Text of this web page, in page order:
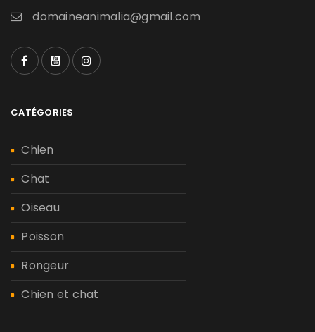
domaineanimalia@gmail.com
CATÉGORIES
Chien
Chat
Oiseau
Poisson
Rongeur
Chien et chat